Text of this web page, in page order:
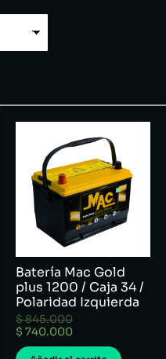
Batería Mac Gold
plus 1200 / Caja 34 /
Polaridad Izquierda
$845.000
$ 740.000